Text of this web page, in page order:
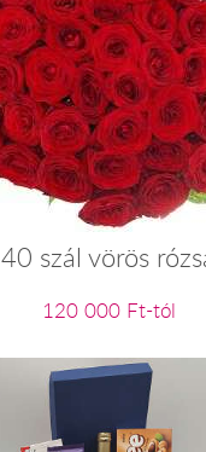
40 szál vörös
120 000 Ft-tól